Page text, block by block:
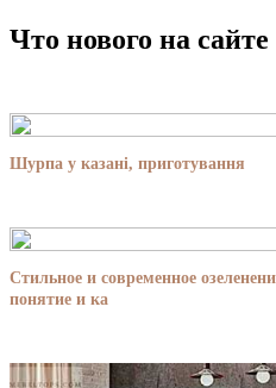
Что нового на сайте
Шурпа у казані, приготування
Стильное и современное
понятие и ка